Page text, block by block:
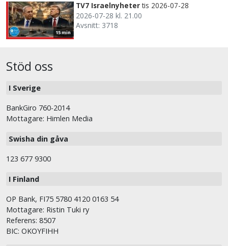
15 min
TV7 Israelnyheter tis 2026-07-28
2026-07-28 kl. 21.00
Avsnitt: 3718
Stöd oss
I Sverige
BankGiro 760-2014
Mottagare: Himlen Media
Swisha din gåva
123 677 9300
I Finland
OP Bank, FI75 5780 4120 0163 54
Mottagare: Ristin Tuki ry
Referens: 8507
BIC: OKOYFIHH